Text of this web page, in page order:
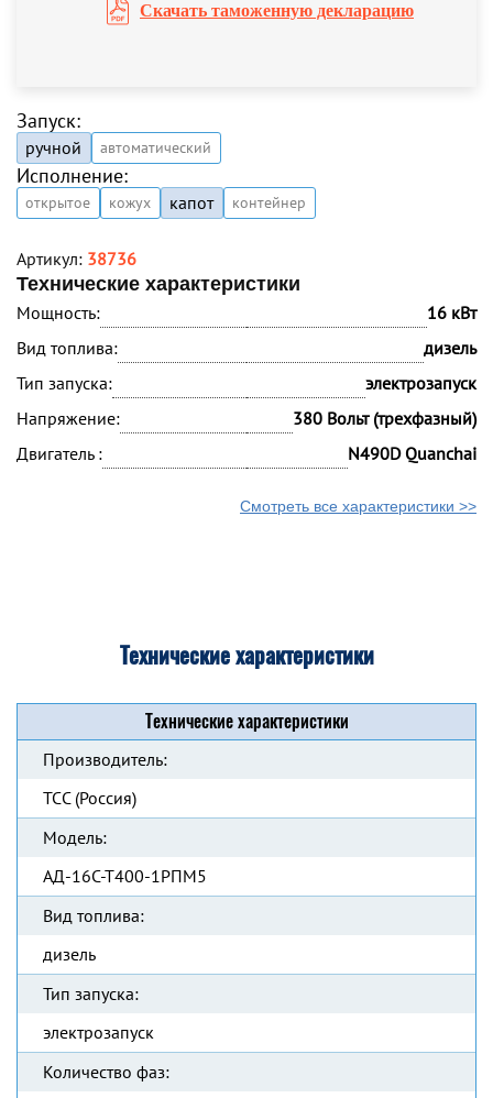
Скачать таможенную декларацию
Запуск:
ручной автоматический
Исполнение:
открытое кожух капот контейнер
Артикул: 38736
Технические характеристики
Мощность:
16 кВт
Вид топлива:
дизель
Тип запуска:
электрозапуск
Напряжение:
380 Вольт (трехфазный)
Двигатель :
N490D Quanchai
Смотреть все характеристики >>
Технические характеристики
Технические характеристики
Производитель:
ТСС (Россия)
Модель:
АД-16С-Т400-1РПМ5
Вид топлива:
дизель
Тип запуска:
электрозапуск
Количество фаз: